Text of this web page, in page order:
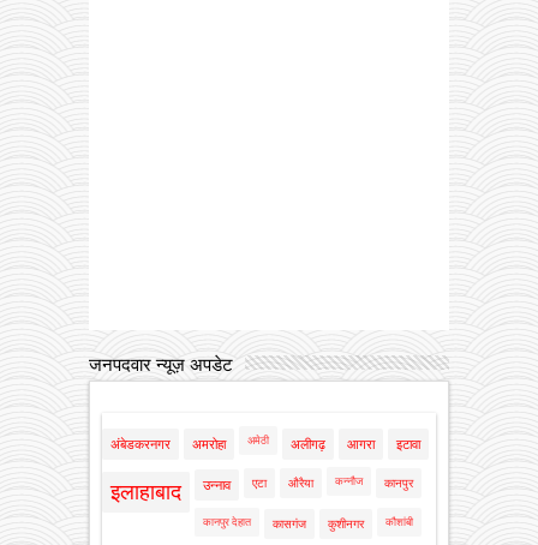
जनपदवार न्यूज़ अपडेट
अंबेडकरनगर अमरोहा अमेठी अलीगढ़ आगरा इटावा
इलाहाबाद उन्नाव एटा औरैया कन्नौज कानपुर
कानपुर देहात कासगंज कुशीनगर कौशांबी